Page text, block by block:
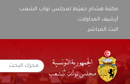
مكتبة هشام جعيّط لمجلس نواب الشعب
أرشيف المداولات
البث المباشر